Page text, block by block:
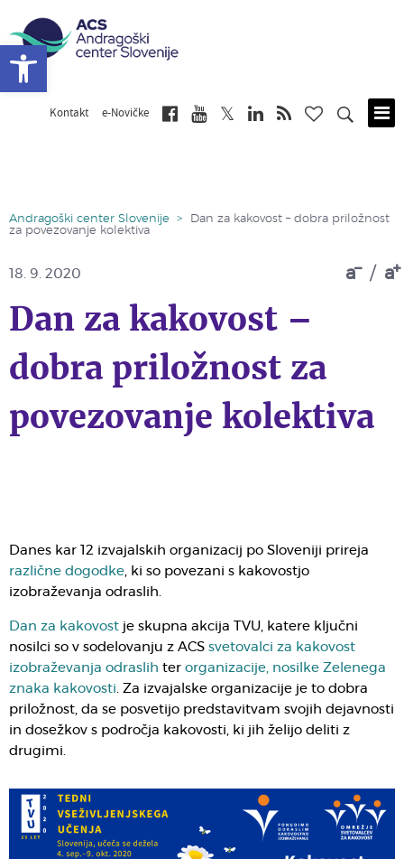
Kontakt e-Novičke
Andragoški center Slovenije >
Dan za kakovost – dobra priložnost
za povezovanje kolektiva
a / a
18. 9. 2020
Dan za kakovost –
dobra priložnost za
povezovanje kolektiva
Danes kar 12 izvajalskih organizacij po Sloveniji prireja
različne dogodke, ki so povezani s kakovostjo
izobraževanja odraslih.
Dan za kakovost je skupna akcija TVU, katere ključni
nosilci so v sodelovanju z ACS svetovalci za kakovost
izobraževanja odraslih ter organizacije, nosilke Zelenega
znaka kakovosti. Za izvajalske organizacije je to dobra
priložnost, da se posvetijo predstavitvam svojih dejavnosti
in dosežkov s področja kakovosti, ki jih želijo deliti z
drugimi.
Open toolbar